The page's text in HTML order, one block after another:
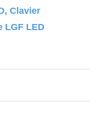
Clavier
LGF LED